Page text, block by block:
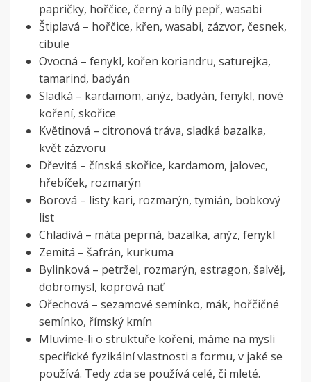
papričky, hořčice, černý a bílý pepř, wasabi
Štiplavá – hořčice, křen, wasabi, zázvor, česnek,
cibule
Ovocná – fenykl, kořen koriandru, saturejka,
tamarind, badyán
Sladká – kardamom, anýz, badyán, fenykl, nové
koření, skořice
Květinová – citronová tráva, sladká bazalka,
květ zázvoru
Dřevitá – čínská skořice, kardamom, jalovec,
hřebíček, rozmarýn
Borová – listy kari, rozmarýn, tymián, bobkový
list
Chladivá – máta peprná, bazalka, anýz, fenykl
Zemitá – šafrán, kurkuma
Bylinková – petržel, rozmarýn, estragon, šalvěj,
dobromysl, koprová nať
Ořechová – sezamové semínko, mák, hořčičné
semínko, římský kmín
Mluvíme-li o struktuře koření, máme na mysli
specifické fyzikální vlastnosti a formu, v jaké se
používá. Tedy zda se používá celé, či mleté.